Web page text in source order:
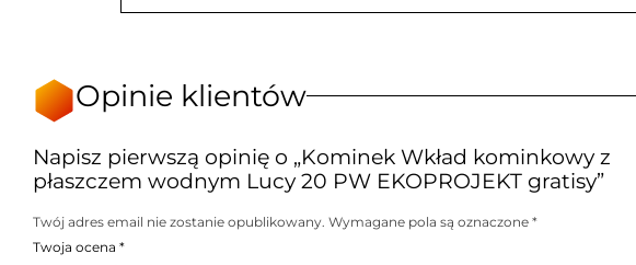
Opinie klientów
Napisz pierwszą opinię o „Kominek Wkład kominkowy z
płaszczem wodnym Lucy 20 PW EKOPROJEKT gratisy”
Twój adres email nie zostanie opublikowany. Wymagane pola są oznaczone *
Twoja ocena *